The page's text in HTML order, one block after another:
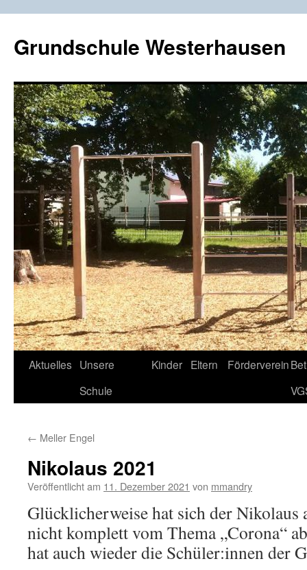
springen
Grundschule Westerhausen
Aktuelles Unsere
Schule
Kinder Eltern Förderverein
← Meller Engel
Nikolaus 2021
Veröffentlicht am 11. Dezember 2021 von mmandry
Glücklicherweise hat sich der Nikolaus
nicht komplett vom Thema „Corona“
hat auch wieder die Schüler:innen der